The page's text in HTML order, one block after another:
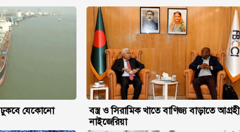
ঢুকবে যেকোনো
বস্ত্র ও সিরামিক খাতে বাণিজ্য বাড়াতে আগ্রহী
নাইজেরিয়া